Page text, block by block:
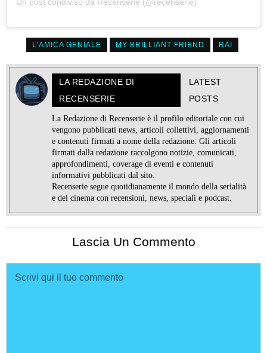
L'AMICA GENIALE MY BRILLIANT FRIEND RAI
LA REDAZIONE DI
RECENSERIE
LATEST
POSTS
La Redazione di Recenserie è il profilo editoriale con cui
vengono pubblicati news, articoli collettivi, aggiornamenti
e contenuti firmati a nome della redazione. Gli articoli
firmati dalla redazione raccolgono notizie, comunicati,
approfondimenti, coverage di eventi e contenuti
informativi pubblicati dal sito.
Recenserie segue quotidianamente il mondo della serialità
e del cinema con recensioni, news, speciali e podcast.
Lascia Un Commento